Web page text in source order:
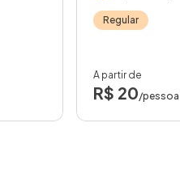
Regular
A partir de
R$ 20/pessoa